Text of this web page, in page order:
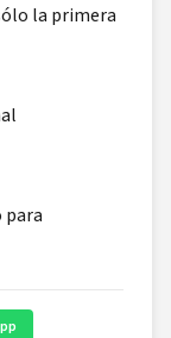
la primera
para